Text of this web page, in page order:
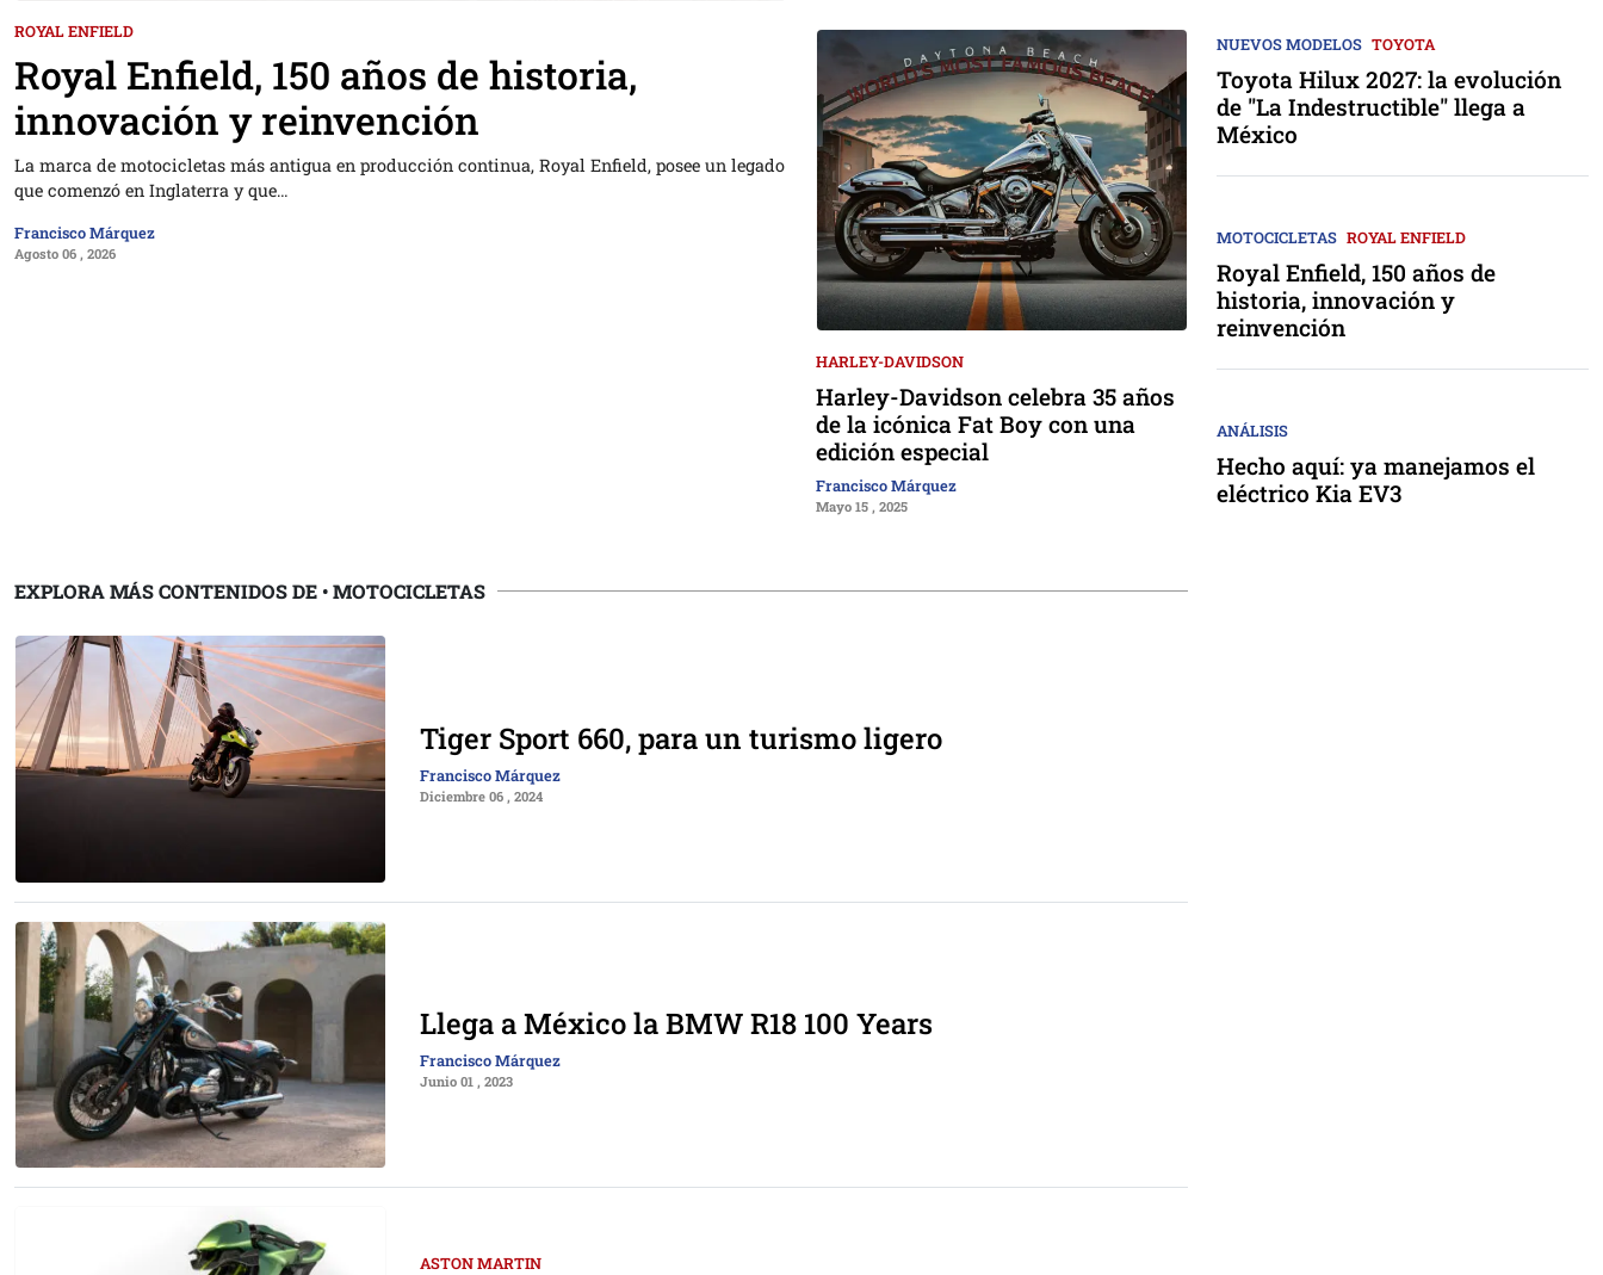
ROYAL ENFIELD
Royal Enfield, 150 años de historia,
innovación y reinvención
La marca de motocicletas más antigua en producción continua, Royal Enfield, posee un legado
que comenzó en Inglaterra y que…
Francisco Márquez
Agosto 06 , 2026
HARLEY-DAVIDSON
Harley-Davidson celebra 35 años
de la icónica Fat Boy con una
edición especial
Francisco Márquez
Mayo 15 , 2025
NUEVOS MODELOS TOYOTA
Toyota Hilux 2027: la evolución
de "La Indestructible" llega a
México
MOTOCICLETAS ROYAL ENFIELD
Royal Enfield, 150 años de
historia, innovación y
reinvención
ANÁLISIS
Hecho aquí: ya manejamos el
eléctrico Kia EV3
EXPLORA MÁS CONTENIDOS DE •MOTOCICLETAS
Tiger Sport 660, para un turismo ligero
Francisco Márquez
Diciembre 06 , 2024
Llega a México la BMW R18 100 Years
Francisco Márquez
Junio 01 , 2023
ASTON MARTIN